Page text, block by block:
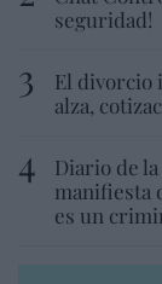
seguridad!
El divorcio
alza,
Diario de
manifiesta
es un